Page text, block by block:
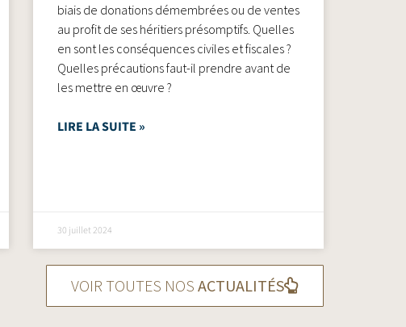
biais de donations démembrées ou de ventes
au profit de ses héritiers présomptifs. Quelles
en sont les conséquences civiles et fiscales ?
Quelles précautions faut-il prendre avant de
les mettre en œuvre ?
LIRE LA SUITE »
30 juillet 2024
VOIR TOUTES NOS ACTUALITÉS